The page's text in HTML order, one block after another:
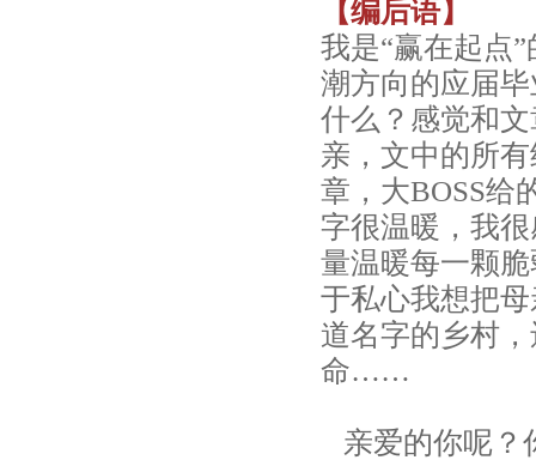
【编后语】
我是“赢在起点
潮方向的应届
什么？感觉和
亲，文中的所
章，大BOSS给
字很温暖，我
量温暖每一颗
于私心我想把
道名字的乡村
命……
亲爱的你呢？